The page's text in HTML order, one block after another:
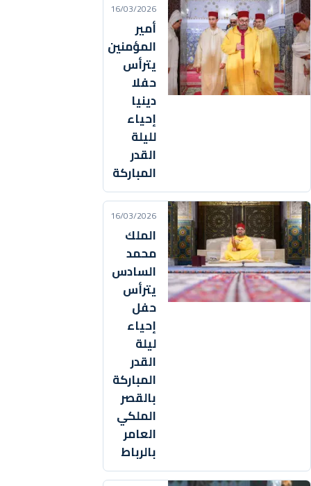
16/03/2026
أمير
المؤمنين
يترأس
حفلا
دينيا
إحياء
لليلة
القدر
المباركة
16/03/2026
الملك
محمد
السادس
يترأس
حفل
إحياء
ليلة
القدر
المباركة
بالقصر
الملكي
العامر
بالرباط